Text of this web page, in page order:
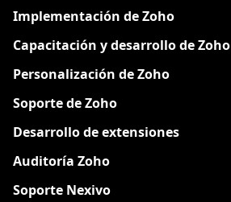
Implementación de Zoho
Capacitación y desarrollo de Zoho
Personalización de Zoho
Soporte de Zoho
Desarrollo de extensiones
Auditoría Zoho
Soporte Nexivo